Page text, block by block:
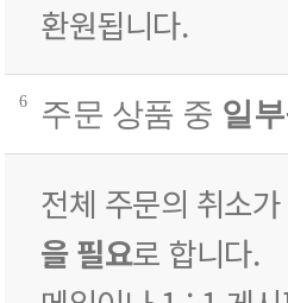
환원됩니다.
6 주문 상품 중 일
전체 주문의 취소
을 필요로 합니다.